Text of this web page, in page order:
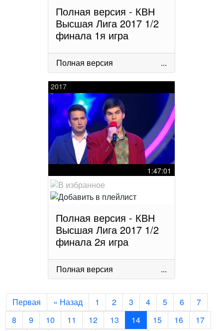
Полная версия - КВН
Высшая Лига 2017 1/2
финала 1я игра
Полная версия ...
2017
1:47:01
Полная версия - КВН
Высшая Лига 2017 1/2
финала 2я игра
Полная версия ...
Первая « Назад 1 2 3 4 5 6
7
8
9 10 11 12 13 14 15 16
17